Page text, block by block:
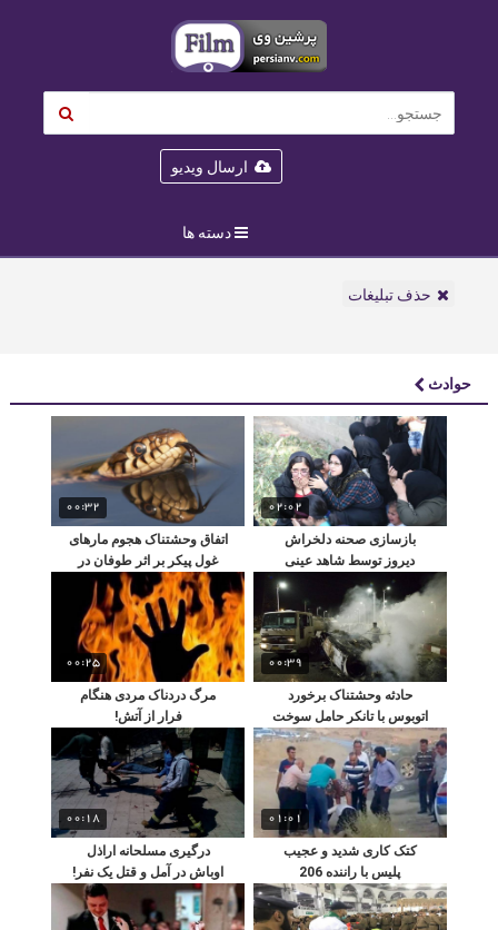
ارسال ویدیو
دسته ها
حذف تبلیغات
حوادث
02:02
بازسازی صحنه دلخراش
دیروز توسط شاهد عینی
حادثه تروریستی اهواز
00:32
اتفاق وحشتناک هجوم مارهای
غول پیکر بر اثر طوفان در
آمریکا!
00:39
حادثه وحشتناک برخورد
اتوبوس با تانکر حامل سوخت
در کاشان
00:25
مرگ دردناک مردی هنگام
فرار از آتش!
01:01
کتک کاری شدید و عجیب
پلیس با راننده 206
00:18
درگیری مسلحانه اراذل
اوباش در آمل و قتل یک نفر!